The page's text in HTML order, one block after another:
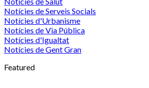
Notícies de Serveis Socials
Notícies d'Urbanisme
Notícies de Via Pública
Notícies d'Igualtat
Notícies de Gent Gran
Featured